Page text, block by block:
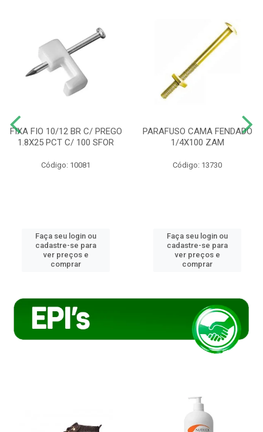
FIXA FIO 10/12 BR C/ PREGO
1.8X25 PCT C/ 100 SFOR
Código: 10081
Faça seu login ou
cadastre-se para
ver preços e
comprar
PARAFUSO CAMA FENDADO
1/4X100 ZAM
Código: 13730
Faça seu login ou
cadastre-se para
ver preços e
comprar